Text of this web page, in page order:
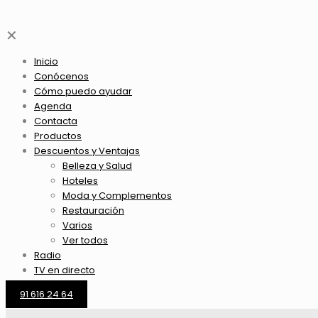
✕
Inicio
Conócenos
Cómo puedo ayudar
Agenda
Contacta
Productos
Descuentos y Ventajas
Belleza y Salud
Hoteles
Moda y Complementos
Restauración
Varios
Ver todos
Radio
TV en directo
91 616 24 64